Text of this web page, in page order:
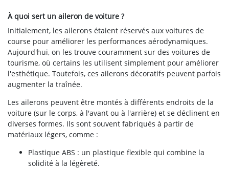
À quoi sert un aileron de voiture ?
Initialement, les ailerons étaient réservés aux voitures de
course pour améliorer les performances aérodynamiques.
Aujourd'hui, on les trouve couramment sur des voitures de
tourisme, où certains les utilisent simplement pour améliorer
l'esthétique. Toutefois, ces ailerons décoratifs peuvent parfois
augmenter la traînée.
Les ailerons peuvent être montés à différents endroits de la
voiture (sur le corps, à l'avant ou à l'arrière) et se déclinent en
diverses formes. Ils sont souvent fabriqués à partir de
matériaux légers, comme :
Plastique ABS : un plastique flexible qui combine la
solidité à la légèreté.